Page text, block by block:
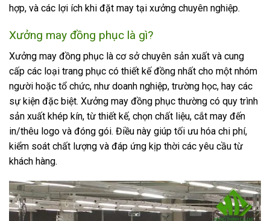
hợp, và các lợi ích khi đặt may tại xưởng chuyên nghiệp.
Xưởng may đồng phục là gì?
Xưởng may đồng phục là cơ sở chuyên sản xuất và cung
cấp các loại trang phục có thiết kế đồng nhất cho một nhóm
người hoặc tổ chức, như doanh nghiệp, trường học, hay các
sự kiện đặc biệt. Xưởng may đồng phục thường có quy trình
sản xuất khép kín, từ thiết kế, chọn chất liệu, cắt may đến
in/thêu logo và đóng gói. Điều này giúp tối ưu hóa chi phí,
kiểm soát chất lượng và đáp ứng kịp thời các yêu cầu từ
khách hàng.